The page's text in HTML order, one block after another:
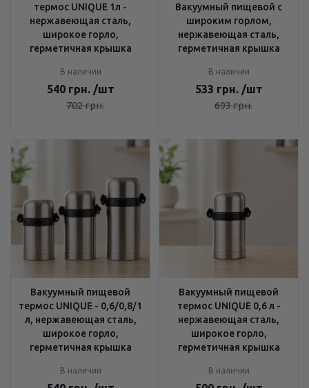
термос UNIQUE 1л -
нержавеющая сталь,
широкое горло,
герметичная крышка
В наличии
540 грн. /шт
702грн.
Вакуумный пищевой с
широким горлом,
нержавеющая сталь,
герметичная крышка
В наличии
533 грн. /шт
693грн.
Вакуумный пищевой
термос UNIQUE - 0,6/0,8/1
л, нержавеющая сталь,
широкое горло,
герметичная крышка
В наличии
Вакуумный пищевой
термос UNIQUE 0,6 л -
нержавеющая сталь,
широкое горло,
герметичная крышка
В наличии